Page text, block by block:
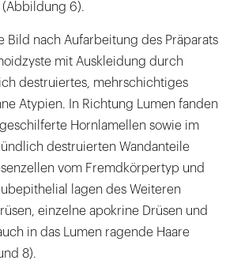
6).
Bild nach Aufarbeitung des Präparats
mit Auskleidung durch
destruiertes, mehrschichtiges
Atypien. In Richtung Lumen fanden
Hornlamellen sowie im
destruierten Wandanteile
vom Fremdkörpertyp und
lagen des Weiteren
einzelne apokrine Drüsen und
in das Lumen ragende Haare
8).